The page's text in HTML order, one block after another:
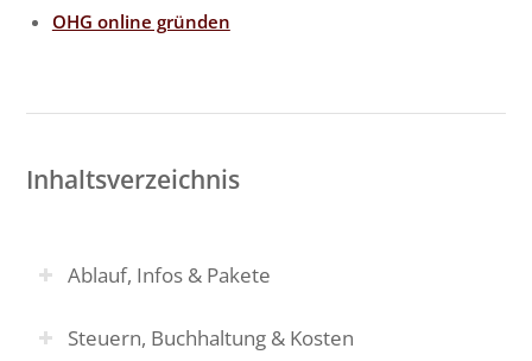
OHG online gründen
Inhaltsverzeichnis
Ablauf, Infos & Pakete
Steuern, Buchhaltung & Kosten